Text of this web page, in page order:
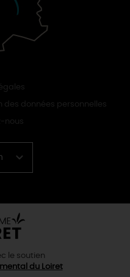
des données personnelles
nous
le soutien
du Loiret